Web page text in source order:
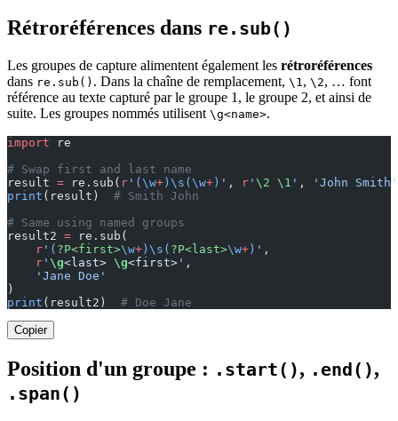
Rétroréférences dans re.sub()
Les groupes de capture alimentent également les rétroréférences
dans re.sub() . Dans la chaîne de remplacement, \1, \2, … font
référence au texte capturé par le groupe 1, le groupe 2, et ainsi de
suite. Les groupes nommés utilisent \g<name>.
import re
# Swap first and last name
result = re.sub( r ' (\w+ )\s(\w+ ) ' , r ' \2 \1 ' ,
'John Smith'
print (result) # Smith John
# Same using named groups
result2 = re.sub(
    r
' ( ?P<first>\w+ )\s( ?P<last>\w+ ) ' ,
    r
' \g<last> \g<first> ' ,
    'Jane Doe'
)
print (result2) # Doe Jane
Copier
Position d'un groupe : .start(), .end(),
.span()